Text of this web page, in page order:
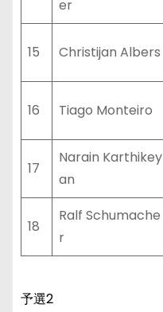
er
15 Christijan Albers
16 Tiago Monteiro
17
Narain Karthikey
an
18
Ralf Schumache
r
予選2